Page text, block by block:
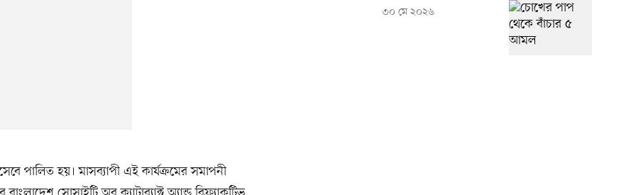
পালিত হয়। মাসব্যাপী এই কার্যক্রমের সমাপনী
৩০ মে ২০২৬